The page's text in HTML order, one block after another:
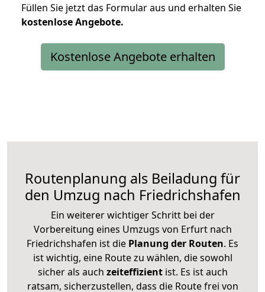
Füllen Sie jetzt das Formular aus und erhalten Sie
kostenloseAngebote.
Kostenlose Angebote erhalten
Routenplanung als Beiladung für
den Umzug nach Friedrichshafen
Ein weiterer wichtiger Schritt bei der
Vorbereitung eines Umzugs von Erfurt nach
Friedrichshafen ist die Planung der Routen. Es
ist wichtig, eine Route zu wählen, die sowohl
sicher als auch zeiteffizientist. Es ist auch
ratsam, sicherzustellen, dass die Route frei von